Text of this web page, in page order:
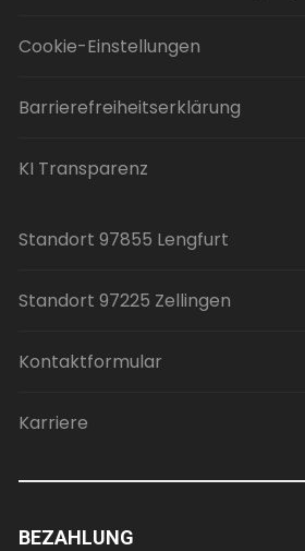
Cookie-Einstellungen
Barrierefreiheitserklärung
KI Transparenz
Standort 97855 Lengfurt
Standort 97225 Zellingen
Kontaktformular
Karriere
BEZAHLUNG